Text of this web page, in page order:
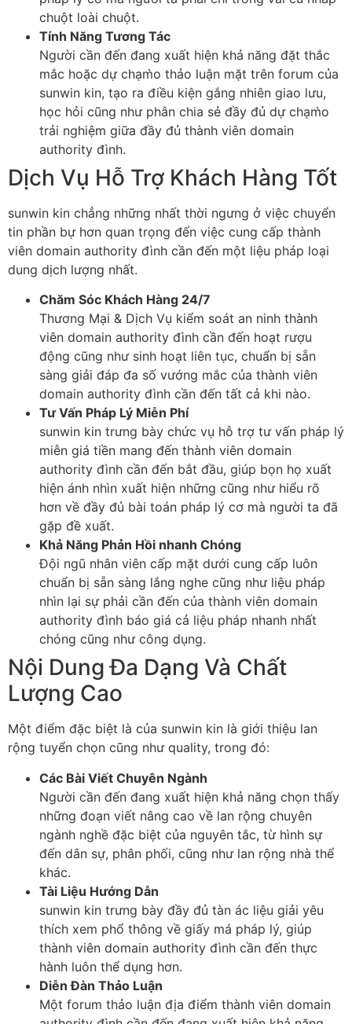
chuột loài chuột.
Tính Năng Tương Tác
Người cần đến đang xuất hiện khả năng đặt thắc
mắc hoặc dự chạm̀o thảo luận mặt trên forum của
sunwin kin, tạo ra điều kiện gắng nhiên giao lưu,
học hỏi cũng như phân chia sẻ đầy đủ dự chạm̀o
trải nghiệm giữa đầy đủ thành viên domain
authority đình.
Dịch Vụ Hỗ Trợ Khách Hàng Tốt
sunwin kin chẳng những nhất thời ngưng ở việc chuyển
tin phần bự hơn quan trọng đến việc cung cấp thành
viên domain authority đình cần đến một liệu pháp loại
dung dịch lượng nhất.
Chăm Sóc Khách Hàng 24/7
Thương Mại & Dịch Vụ kiểm soát an ninh thành
viên domain authority đình cần đến hoạt rượu
động cũng như sinh hoạt liên tục, chuẩn bị sẵn
sàng giải đáp đa số vướng mắc của thành viên
domain authority đình cần đến tất cả khi nào.
Tư Vấn Pháp Lý Miễn Phí
sunwin kin trưng bày chức vụ hỗ trợ tư vấn pháp lý
miễn giá tiền mang đến thành viên domain
authority đình cần đến bắt đầu, giúp bọn họ xuất
hiện ánh nhìn xuất hiện những cũng như hiểu rõ
hơn về đầy đủ bài toán pháp lý cơ mà người ta đã
gặp đề xuất.
Khả Năng Phản Hồi nhanh Chóng
Đội ngũ nhân viên cấp mặt dưới cung cấp luôn
chuẩn bị sẵn sàng lắng nghe cũng như liệu pháp
nhìn lại sự phải cần đến của thành viên domain
authority đình báo giá cả liệu pháp nhanh nhất
chóng cũng như công dụng.
Nội Dung Đa Dạng Và Chất
Lượng Cao
Một điểm đặc biệt là của sunwin kin là giới thiệu lan
rộng tuyển chọn cũng như quality, trong đó:
Các Bài Viết Chuyên Ngành
Người cần đến đang xuất hiện khả năng chọn thấy
những đoạn viết nâng cao về lan rộng chuyên
ngành nghề đặc biệt của nguyên tắc, từ hình sự
đến dân sự, phân phối, cũng như lan rộng nhà thể
khác.
Tài Liệu Hướng Dẫn
sunwin kin trưng bày đầy đủ tàn ác liệu giải yêu
thích xem phổ thông về giấy má pháp lý, giúp
thành viên domain authority đình cần đến thực
hành luôn thể dụng hơn.
Diễn Đàn Thảo Luận
Một forum thảo luận địa điểm thành viên domain